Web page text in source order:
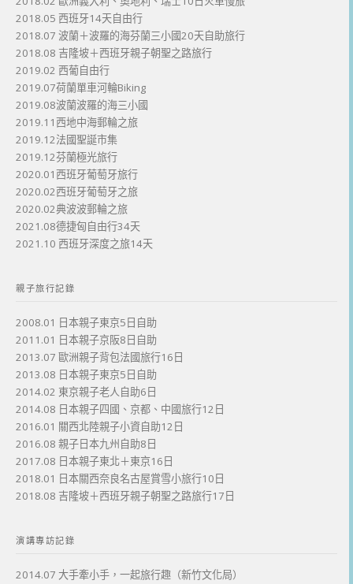
2018.05 西班牙14天自由行
2018.07 波蘭＋波羅的海芬蘭三小國20天自助旅行
2018.08 吉隆坡＋西班牙親子朝聖之路旅行
2019.02 西葡自由行
2019.07荷蘭單車河輪Biking
2019.08波蘭波羅的海三小國
2019.11西地中海郵輪之旅
2019.12法國聖誕市集
2019.12芬蘭極光旅行
2020.01西班牙葡萄牙旅行
2020.02西班牙葡萄牙之旅
2020.02典波波郵輪之旅
2021.08德捷匈自由行34天
2021.10 西班牙深度之旅14天
親子旅行記錄
2008.01 日本親子東京5日自助
2011.01 日本親子京阪8日自助
2013.07 歐洲親子背包法國旅行16日
2013.08 日本親子東京5日自助
2014.02 東京親子老人自助6日
2014.08 日本親子四國、京都、中國旅行12日
2016.01 關西北陸親子小資自助12日
2016.08 親子日本九州自助8日
2017.08 日本親子東北＋東京16日
2018.01 日本關西奈良名古屋賞雪小旅行10日
2018.08 吉隆坡＋西班牙親子朝聖之路旅行17日
演講專訪記錄
2014.07 大手牽小手，一起旅行趣（新竹文化局）